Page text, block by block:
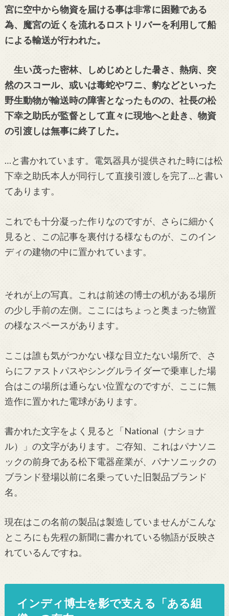
宮に空中から物資を届ける事は非常に困難である
為、魔宮の近くを流れるロストリバーを利用して船
による輸送が行われた。
生い茂った密林、しめじめとした暑さ、熱病、突
然のスコール、或いは毒蛇やワニ、豹などといった
野生動物が輸送時の障害となったものの、社長の松
下幸之助氏が監督として直々に現地へと赴き、物資
の引渡しは無事に終了した。
…と書かれています。電気器具が提供された時には松
下幸之助氏本人が同行して直接引渡しを完了…と書い
てあります。
これでも十分凝った作りなのですが、さらに細かく
見ると、この記事を裏付ける様なものが、このイン
ディの建物の中に置かれています。
それが上の写真。これは前述の博士の机がある場所
の少し手前の左側。ここにはちょっと奥まった物置
の様なスペースがあります。
ここは誰も気がつかない様な目立たない場所で、さ
らにファストパスやシングルライダーで乗車した場
合はこの場所は通らない位置なのですが、ここに無
造作に置かれた電球があります。
書かれた文字をよく見ると「National（ナショナ
ル）」の文字があります。ご存知、これはパナソニ
ックの前身である松下電器産業が、パナソニックの
ブランド登場以前に名乗っていた旧製品ブランド
名。
現在はこの名前の製品は製造していませんがこんな
ところにも先程の新聞に書かれている物語が反映さ
れているんですね。
インディ博士を影で支える「ある組